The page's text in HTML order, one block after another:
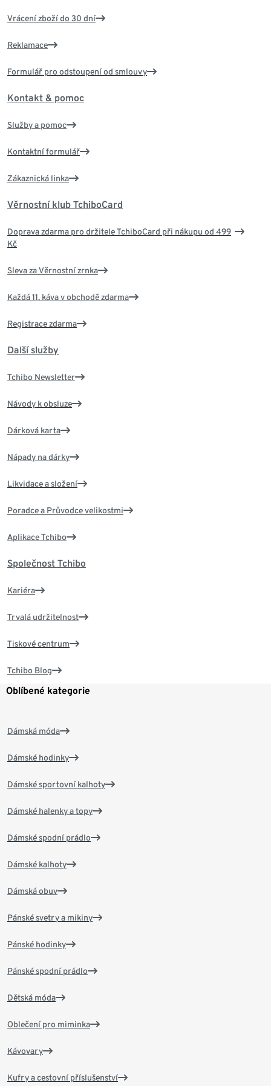
Vrácení zboží do 30 dní
Reklamace
Formulář pro odstoupení od smlouvy
Kontakt & pomoc
Služby a pomoc
Kontaktní formulář
Zákaznická linka
Věrnostní klub TchiboCard
Doprava zdarma pro držitele TchiboCard při nákupu od 499
Kč
Sleva za Věrnostní zrnka
Každá 11. káva v obchodě zdarma
Registrace zdarma
Další služby
Tchibo Newsletter
Návody k obsluze
Dárková karta
Nápady na dárky
Likvidace a složení
Poradce a Průvodce velikostmi
Aplikace Tchibo
Společnost Tchibo
Kariéra
Trvalá udržitelnost
Tiskové centrum
Tchibo Blog
Oblíbené kategorie
Dámská móda
Dámské hodinky
Dámské sportovní kalhoty
Dámské halenky a topy
Dámské spodní prádlo
Dámské kalhoty
Dámská obuv
Pánské svetry a mikiny
Pánské hodinky
Pánské spodní prádlo
Dětská móda
Oblečení pro miminka
Kávovary
Kufry a cestovní příslušenství